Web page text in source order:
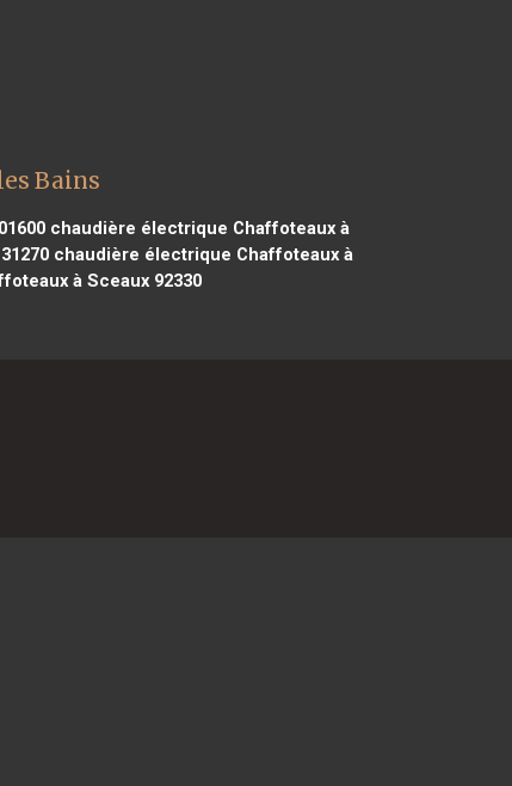
Bains
chaudière électrique Chaffoteaux à
chaudière électrique Chaffoteaux à
à Sceaux 92330